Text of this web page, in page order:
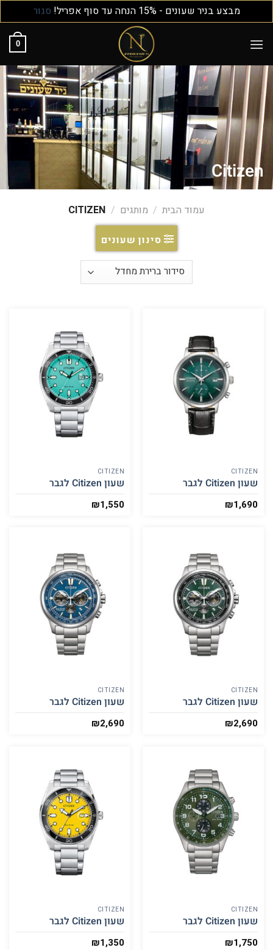
מבצע בניר שעונים - 15% הנחה עד סוף אפריל! סגור
0
Citizen
עמוד הבית / מותגים /
CITIZEN
סינון שעונים
CITIZEN
שעון Citizen לגבר
₪1,690
CITIZEN
שעון Citizen לגבר
₪1,550
CITIZEN
שעון Citizen לגבר
₪2,690
CITIZEN
שעון Citizen לגבר
₪2,690
CITIZEN
שעון Citizen לגבר
₪1,750
CITIZEN
שעון Citizen לגבר
₪1,350